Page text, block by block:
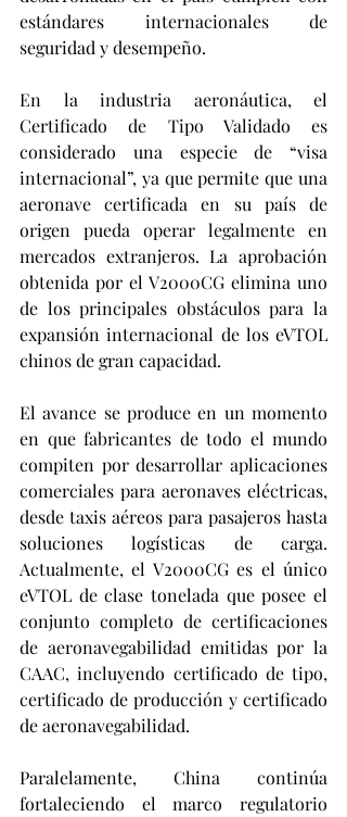
estándares internacionales de
seguridad y desempeño.
En la industria aeronáutica, el
Certificado de Tipo Validado es
considerado una especie de “visa
internacional”, ya que permite que una
aeronave certificada en su país de
origen pueda operar legalmente en
mercados extranjeros. La aprobación
obtenida por el V2000CG elimina uno
de los principales obstáculos para la
expansión internacional de los eVTOL
chinos de gran capacidad.
El avance se produce en un momento
en que fabricantes de todo el mundo
compiten por desarrollar aplicaciones
comerciales para aeronaves eléctricas,
desde taxis aéreos para pasajeros hasta
soluciones logísticas de carga.
Actualmente, el V2000CG es el único
eVTOL de clase tonelada que posee el
conjunto completo de certificaciones
de aeronavegabilidad emitidas por la
CAAC, incluyendo certificado de tipo,
certificado de producción y certificado
de aeronavegabilidad.
Paralelamente, China continúa
fortaleciendo el marco regulatorio